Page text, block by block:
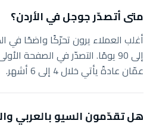
متى أتصدّر جوجل في الأردن؟
إلى 90 يومًا. التصدّر في الصفحة
عمّان عادةً يأتي خلال 4 إلى 6 أشهر.
هل تقدّمون السيو بالعربي